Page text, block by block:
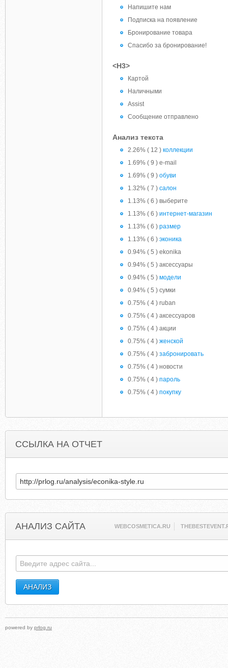
Напишите нам
Подписка на появление
Бронирование товара
Спасибо за бронирование!
<H3>
Картой
Наличными
Assist
Сообщение отправлено
Анализ текста
2.26% ( 12 ) коллекции
1.69% ( 9 ) e-mail
1.69% ( 9 ) обуви
1.32% ( 7 ) салон
1.13% ( 6 ) выберите
1.13% ( 6 ) интернет-магазин
1.13% ( 6 ) размер
1.13% ( 6 ) эконика
0.94% ( 5 ) ekonika
0.94% ( 5 ) аксессуары
0.94% ( 5 ) модели
0.94% ( 5 ) сумки
0.75% ( 4 ) ruban
0.75% ( 4 ) аксессуаров
0.75% ( 4 ) акции
0.75% ( 4 ) женской
0.75% ( 4 ) забронировать
0.75% ( 4 ) новости
0.75% ( 4 ) пароль
0.75% ( 4 ) покупку
ССЫЛКА НА ОТЧЕТ
АНАЛИЗ САЙТА WEBCOSMETICA.RU
powered by prlog.ru